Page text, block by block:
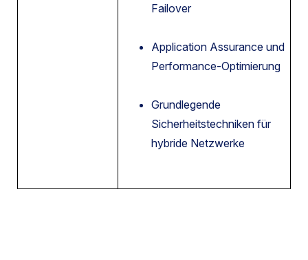
Failover
Application Assurance und
Performance-Optimierung
Grundlegende
Sicherheitstechniken für
hybride Netzwerke